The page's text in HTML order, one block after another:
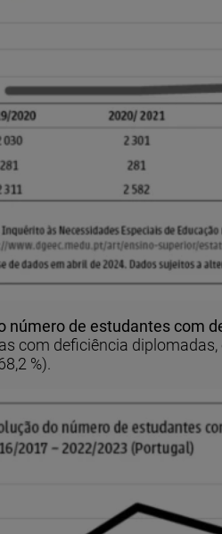
número de estudantes com
com deficiência
%).